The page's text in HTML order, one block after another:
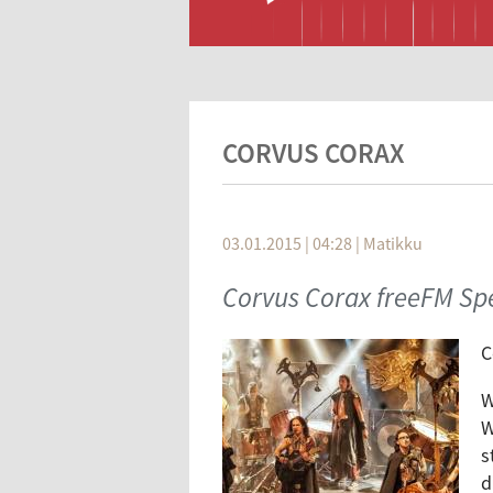
CORVUS CORAX
03.01.2015 | 04:28 | Matikku
Corvus Corax freeFM